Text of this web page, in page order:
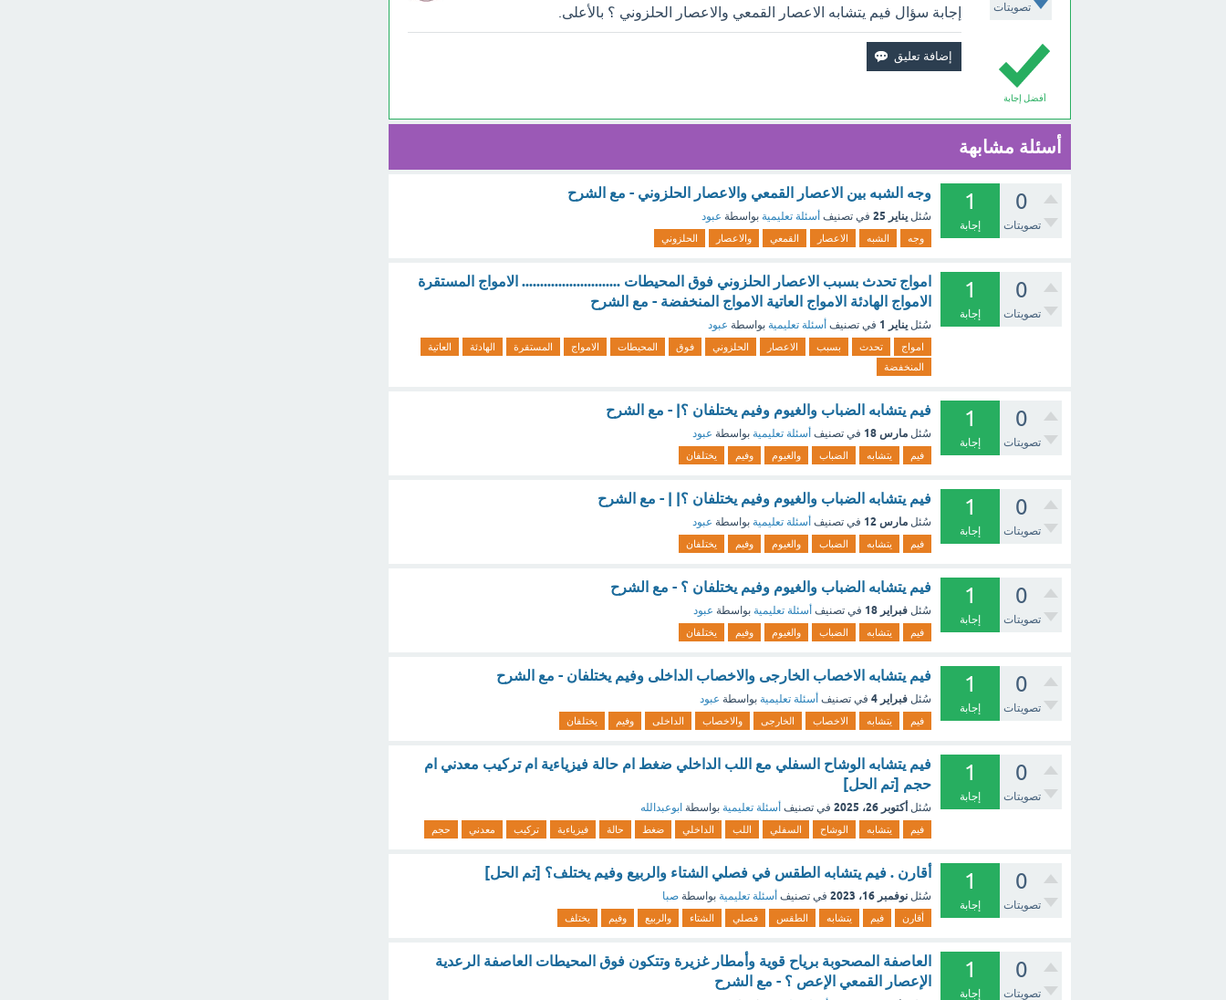
تصويتات
أفضل إجابة
إجابة سؤال فيم يتشابه الاعصار القمعي والاعصار الحلزوني ؟ بالأعلى.
أسئلة مشابهة
0
تصويتات
1
إجابة
وجه الشبه بين الاعصار القمعي والاعصار الحلزوني - مع الشرح
سُئل يناير 25 في تصنيف أسئلة تعليمية بواسطة عبود
وجه الشبه الاعصار القمعي والاعصار الحلزوني
0
تصويتات
1
إجابة
امواج تحدث بسبب الاعصار الحلزوني فوق المحيطات ........................... الامواج المستقرة
الامواج الهادئة الامواج العاتية الامواج المنخفضة - مع الشرح
سُئل يناير 1 في تصنيف أسئلة تعليمية بواسطة عبود
امواج تحدث بسبب الاعصار الحلزوني فوق المحيطات الامواج المستقرة الهادئة
العاتية
المنخفضة
0
تصويتات
1
إجابة
فيم يتشابه الضباب والغيوم وفيم يختلفان ؟| - مع الشرح
سُئل مارس 18 في تصنيف أسئلة تعليمية بواسطة عبود
فيم يتشابه الضباب والغيوم وفيم يختلفان
0
تصويتات
1
إجابة
فيم يتشابه الضباب والغيوم وفيم يختلفان ؟| | - مع الشرح
سُئل مارس 12 في تصنيف أسئلة تعليمية بواسطة عبود
فيم يتشابه الضباب والغيوم وفيم يختلفان
0
تصويتات
1
إجابة
فيم يتشابه الضباب والغيوم وفيم يختلفان ؟ - مع الشرح
سُئل فبراير 18 في تصنيف أسئلة تعليمية بواسطة عبود
فيم يتشابه الضباب والغيوم وفيم يختلفان
0
تصويتات
1
إجابة
فيم يتشابه الاخصاب الخارجى والاخصاب الداخلى وفيم يختلفان - مع الشرح
سُئل فبراير 4 في تصنيف أسئلة تعليمية بواسطة عبود
فيم يتشابه الاخصاب الخارجى والاخصاب الداخلى وفيم يختلفان
0
تصويتات
1
إجابة
فيم يتشابه الوشاح السفلي مع اللب الداخلي ضغط ام حالة فيزياءية ام تركيب معدني ام
حجم [تم الحل]
سُئل أكتوبر 26، 2025 في تصنيف أسئلة تعليمية بواسطة ابوعبدالله
فيم يتشابه الوشاح السفلي اللب الداخلي ضغط حالة فيزياءية تركيب معدني حجم
0
تصويتات
1
إجابة
أقارن . فيم يتشابه الطقس في فصلي الشتاء والربيع وفيم يختلف؟ [تم الحل]
سُئل نوفمبر 16، 2023 في تصنيف أسئلة تعليمية بواسطة صبا
أقارن فيم يتشابه الطقس فصلي الشتاء والربيع وفيم يختلف
0
تصويتات
1
إجابة
العاصفة المصحوبة برياح قوية وأمطار غزيرة وتتكون فوق المحيطات العاصفة الرعدية
الإعصار القمعي الإعص ؟ - مع الشرح